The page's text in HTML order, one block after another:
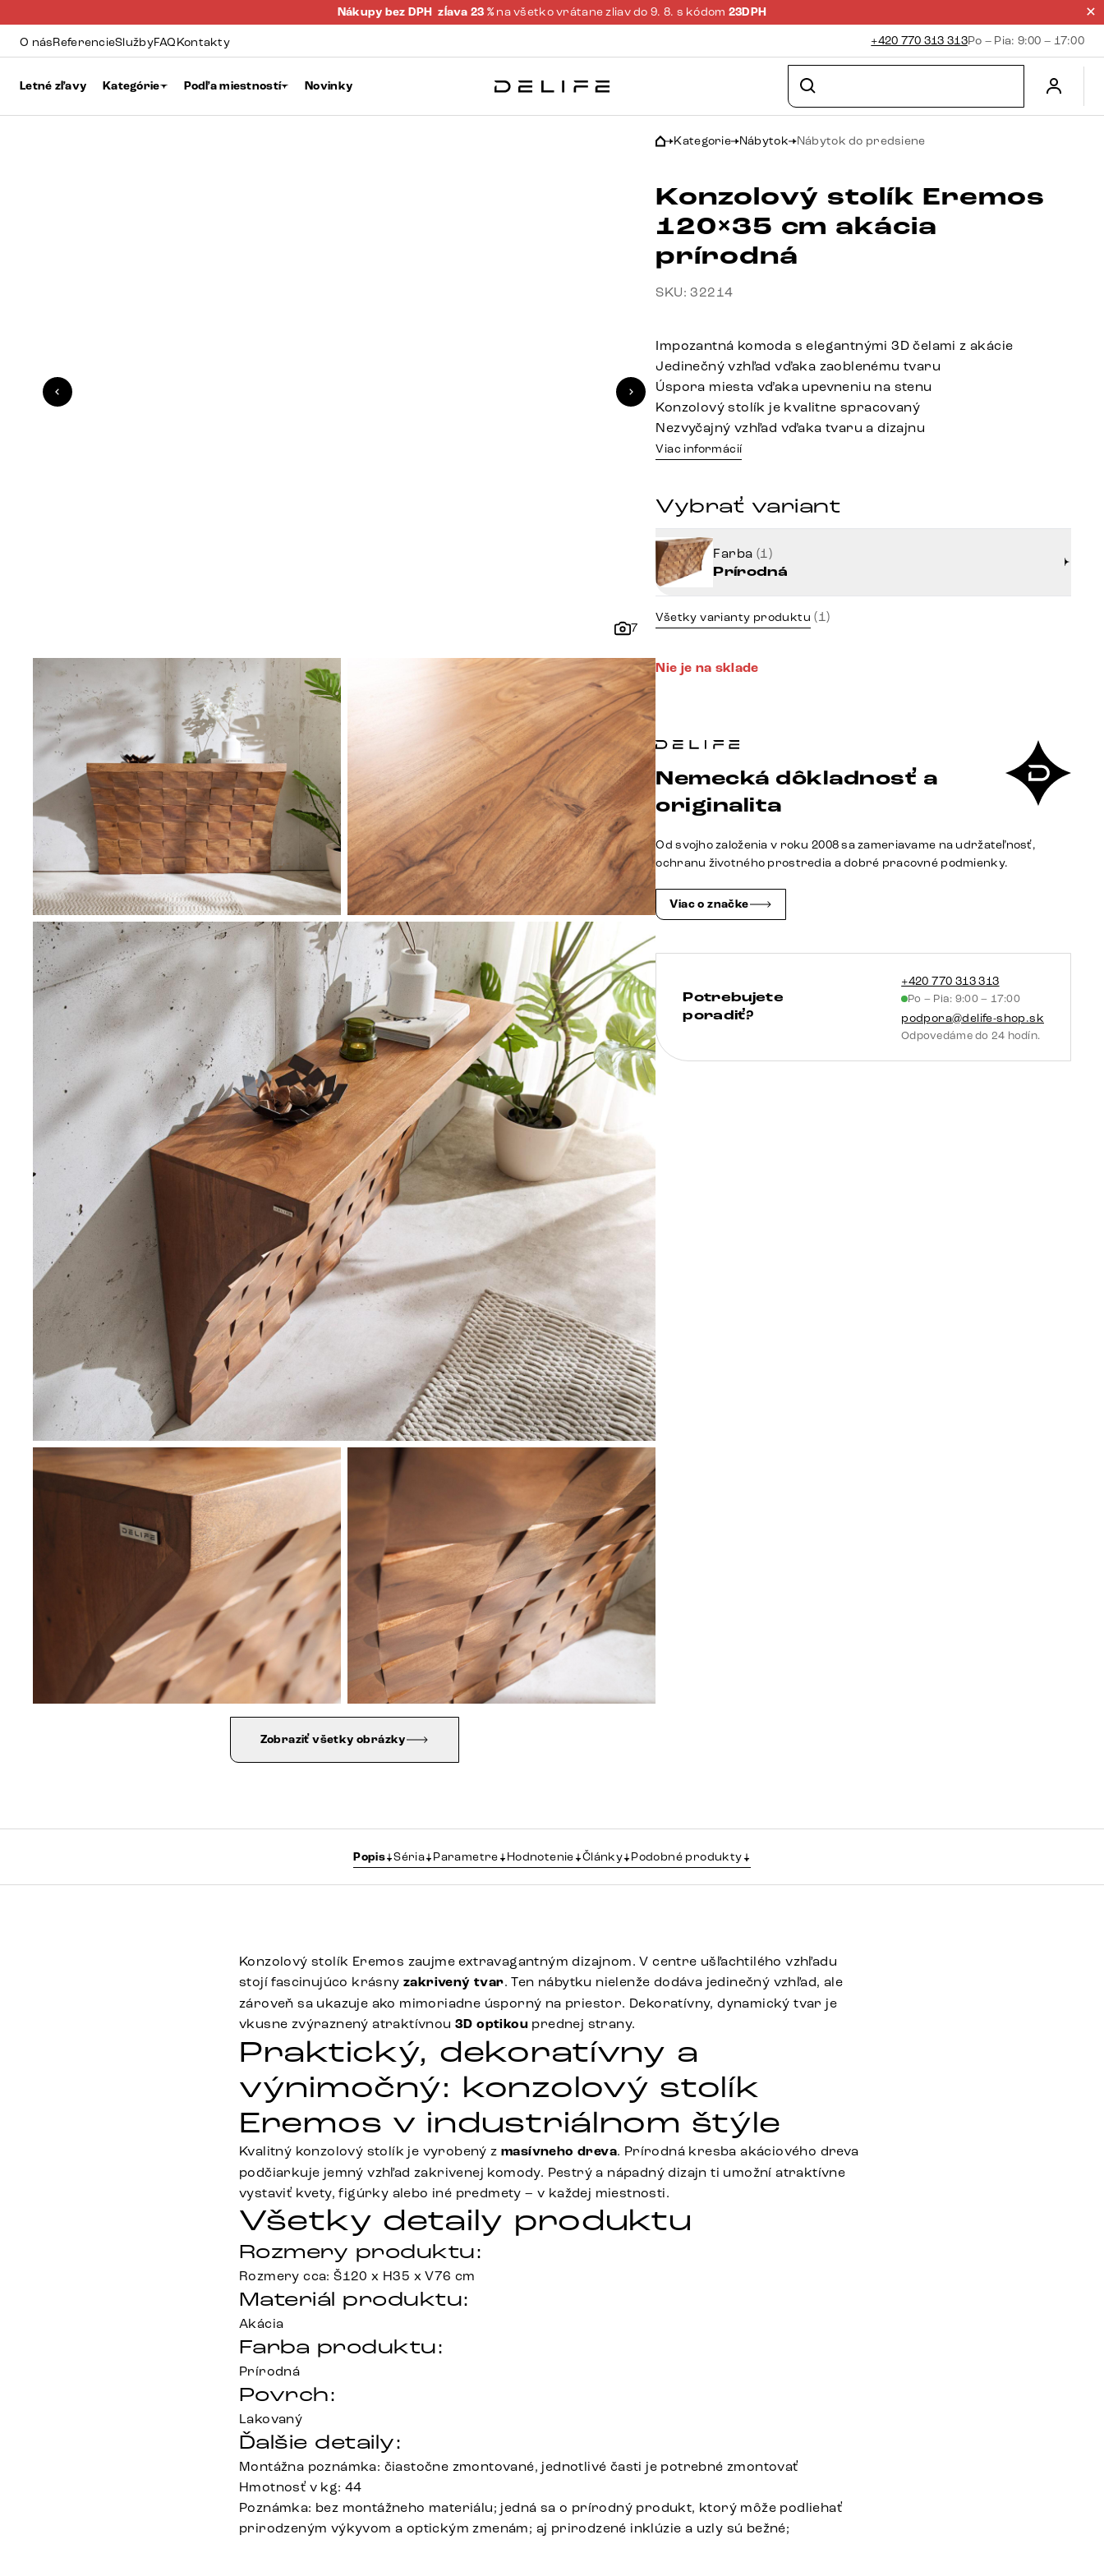
Nákupy bez DPH zĺava 23 % na všetko vrátane zliav do 9. 8. s kódom 23DPH
O násReferencieSlužbyFAQKontakty +420 770 313 313Po – Pia: 9:00 – 17:00
Letné zľavy Kategórie Podľa miestností Novinky
7
Zobraziť všetky obrázky
Kategorie Nábytok Nábytok do predsiene
Konzolový stolík Eremos
120×35 cm akácia
prírodná
SKU: 32214
Impozantná komoda s elegantnými 3D čelami z akácie
Jedinečný vzhľad vďaka zaoblenému tvaru
Úspora miesta vďaka upevneniu na stenu
Konzolový stolík je kvalitne spracovaný
Nezvyčajný vzhľad vďaka tvaru a dizajnu
Viac informácií
Vybrať variant
Farba (1)
Prírodná
Všetky varianty produktu (1)
Nie je na sklade
Nemecká dôkladnosť a
originalita
Od svojho založenia v roku 2008 sa zameriavame na udržateľnosť,
ochranu životného prostredia a dobré pracovné podmienky.
Viac o značke
Potrebujete
poradiť?
+420 770 313 313
Po – Pia: 9:00 – 17:00
podpora@delife-shop.sk
Odpovedáme do 24 hodín.
Popis Séria Parametre Hodnotenie Články Podobné produkty
Konzolový stolík Eremos zaujme extravagantným dizajnom. V centre ušľachtilého vzhľadu
stojí fascinujúco krásny zakrivený tvar. Ten nábytku nielenže dodáva jedinečný vzhľad, ale
zároveň sa ukazuje ako mimoriadne úsporný na priestor. Dekoratívny, dynamický tvar je
vkusne zvýraznený atraktívnou 3D optikou prednej strany.
Praktický, dekoratívny a
výnimočný: konzolový stolík
Eremos v industriálnom štýle
Kvalitný konzolový stolík je vyrobený z masívneho dreva. Prírodná kresba akáciového dreva
podčiarkuje jemný vzhľad zakrivenej komody. Pestrý a nápadný dizajn ti umožní atraktívne
vystaviť kvety, figúrky alebo iné predmety – v každej miestnosti.
Všetky detaily produktu
Rozmery produktu:
Rozmery cca: Š120 x H35 x V76 cm
Materiál produktu:
Akácia
Farba produktu:
Prírodná
Povrch:
Lakovaný
Ďalšie detaily:
Montážna poznámka: čiastočne zmontované, jednotlivé časti je potrebné zmontovať
Hmotnosť v kg: 44
Poznámka: bez montážneho materiálu; jedná sa o prírodný produkt, ktorý môže podliehať
prirodzeným výkyvom a optickým zmenám; aj prirodzené inklúzie a uzly sú bežné;